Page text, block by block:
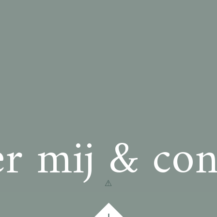
mij &